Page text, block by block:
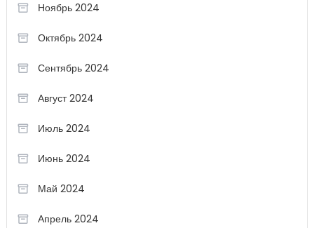
Ноябрь 2024
Октябрь 2024
Сентябрь 2024
Август 2024
Июль 2024
Июнь 2024
Май 2024
Апрель 2024